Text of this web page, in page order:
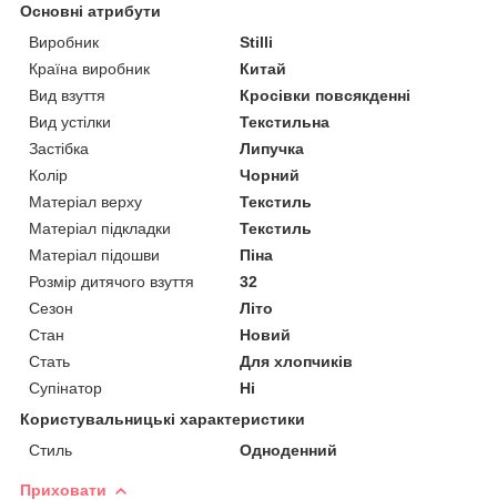
Основні атрибути
Виробник
Stilli
Країна виробник
Китай
Вид взуття
Кросівки повсякденні
Вид устілки
Текстильна
Застібка
Липучка
Колір
Чорний
Матеріал верху
Текстиль
Матеріал підкладки
Текстиль
Матеріал підошви
Піна
Розмір дитячого взуття
32
Сезон
Літо
Стан
Новий
Стать
Для хлопчиків
Супінатор
Ні
Користувальницькі характеристики
Стиль
Одноденний
Приховати